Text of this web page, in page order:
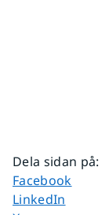
Dela sidan på:
Dela sidan på
Facebook
Dela sidan på
LinkedIn